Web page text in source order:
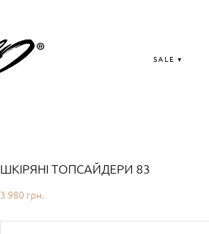
SALE ▾
ШКІРЯНІ ТОПСАЙДЕРИ 83
3 980 грн.